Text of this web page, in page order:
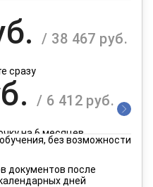
/ 38 467 руб.
сразу
/ 6 412 руб.
на 6 месяцев
без возможности
документов после
дней